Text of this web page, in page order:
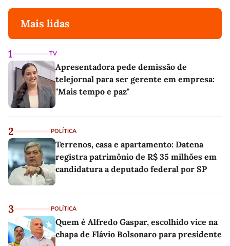
Mais lidas
1 TV
Apresentadora pede demissão de
telejornal para ser gerente em empresa:
"Mais tempo e paz"
2 POLÍTICA
Terrenos, casa e apartamento: Datena
registra patrimônio de R$ 35 milhões em
candidatura a deputado federal por SP
3 POLÍTICA
Quem é Alfredo Gaspar, escolhido vice na
chapa de Flávio Bolsonaro para presidente